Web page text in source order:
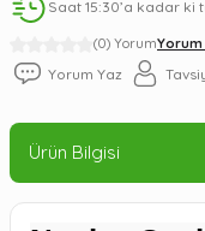
(0) YorumYorum
Saat 15:30’a kadar ki
Yorum Yaz
Ürün Bilgisi